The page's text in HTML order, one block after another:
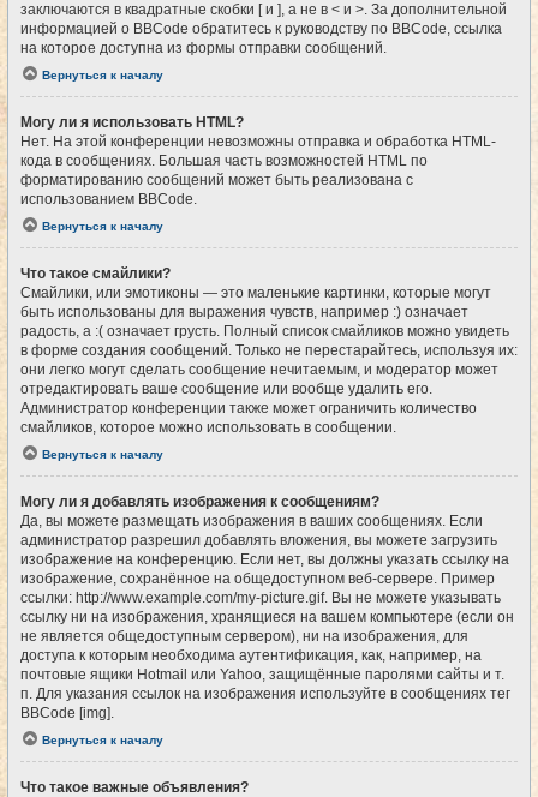
заключаются в квадратные скобки [ и ], а не в < и >. За дополнительной
информацией о BBCode обратитесь к руководству по BBCode, ссылка
на которое доступна из формы отправки сообщений.
Вернуться к началу
Могу ли я использовать HTML?
Нет. На этой конференции невозможны отправка и обработка HTML-
кода в сообщениях. Большая часть возможностей HTML по
форматированию сообщений может быть реализована с
использованием BBCode.
Вернуться к началу
Что такое смайлики?
Смайлики, или эмотиконы — это маленькие картинки, которые могут
быть использованы для выражения чувств, например :) означает
радость, а :( означает грусть. Полный список смайликов можно увидеть
в форме создания сообщений. Только не перестарайтесь, используя их:
они легко могут сделать сообщение нечитаемым, и модератор может
отредактировать ваше сообщение или вообще удалить его.
Администратор конференции также может ограничить количество
смайликов, которое можно использовать в сообщении.
Вернуться к началу
Могу ли я добавлять изображения к сообщениям?
Да, вы можете размещать изображения в ваших сообщениях. Если
администратор разрешил добавлять вложения, вы можете загрузить
изображение на конференцию. Если нет, вы должны указать ссылку на
изображение, сохранённое на общедоступном веб-сервере. Пример
ссылки: http://www.example.com/my-picture.gif. Вы не можете указывать
ссылку ни на изображения, хранящиеся на вашем компьютере (если он
не является общедоступным сервером), ни на изображения, для
доступа к которым необходима аутентификация, как, например, на
почтовые ящики Hotmail или Yahoo, защищённые паролями сайты и т.
п. Для указания ссылок на изображения используйте в сообщениях тег
BBCode [img].
Вернуться к началу
Что такое важные объявления?